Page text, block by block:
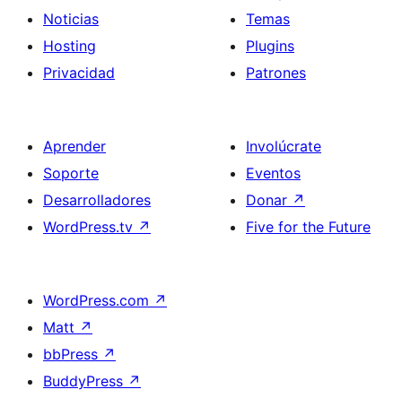
Noticias
Hosting
Privacidad
Temas
Plugins
Patrones
Aprender
Soporte
Desarrolladores
WordPress.tv ↗
Involúcrate
Eventos
Donar ↗
Five for the Future
WordPress.com ↗
Matt ↗
bbPress ↗
BuddyPress ↗